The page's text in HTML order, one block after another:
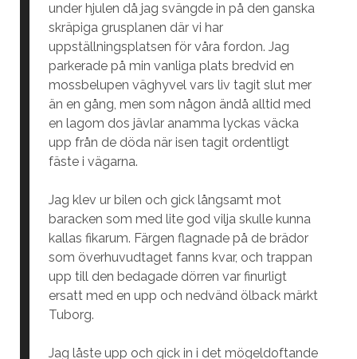
under hjulen då jag svängde in på den ganska
skräpiga grusplanen där vi har
uppställningsplatsen för våra fordon. Jag
parkerade på min vanliga plats bredvid en
mossbelupen väghyvel vars liv tagit slut mer
än en gång, men som någon ändå alltid med
en lagom dos jävlar anamma lyckas väcka
upp från de döda när isen tagit ordentligt
fäste i vägarna.
Jag klev ur bilen och gick långsamt mot
baracken som med lite god vilja skulle kunna
kallas fikarum. Färgen flagnade på de brädor
som överhuvudtaget fanns kvar, och trappan
upp till den bedagade dörren var finurligt
ersatt med en upp och nedvänd ölback märkt
Tuborg.
Jag låste upp och gick in i det mögeldoftande